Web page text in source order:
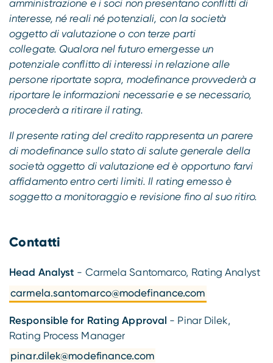
amministrazione e i soci non presentano conflitti di
interesse, né reali né potenziali, con la società
oggetto di valutazione o con terze parti
collegate. Qualora nel futuro emergesse un
potenziale conflitto di interessi in relazione alle
persone riportate sopra, modefinance provvederà a
riportare le informazioni necessarie e se necessario,
procederà a ritirare il rating.
Il presente rating del credito rappresenta un parere
di modefinance sullo stato di salute generale della
società oggetto di valutazione ed è opportuno farvi
affidamento entro certi limiti. Il rating emesso è
soggetto a monitoraggio e revisione fino al suo ritiro.
Contatti
Head Analyst - Carmela Santomarco, Rating Analyst
carmela.santomarco@modefinance.com
Responsible for Rating Approval - Pinar Dilek,
Rating Process Manager
pinar.dilek@modefinance.com